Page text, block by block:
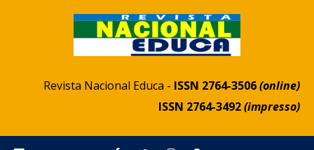
Revista Nacional Educa - ISSN 2764-3506(online)
ISSN 2764-3492(impresso)